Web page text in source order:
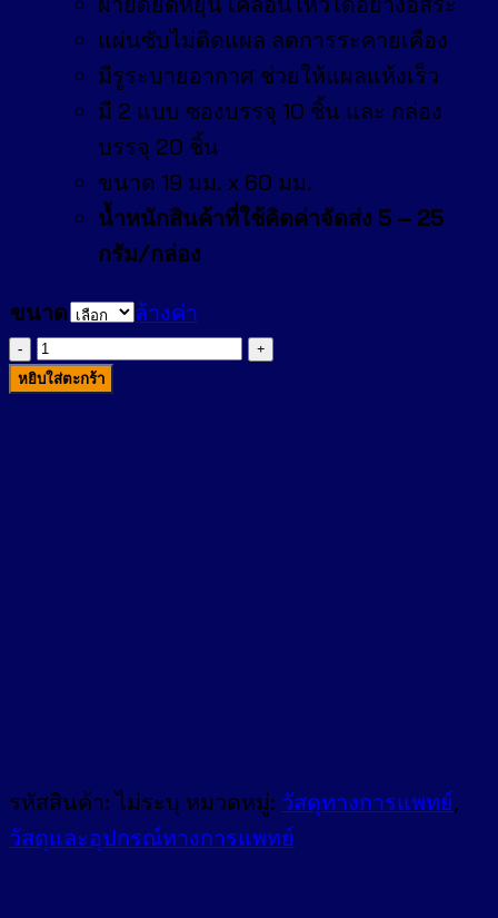
แผ่นซับไม่ติดแผล ลดการระคายเคือง
มีรูระบายอากาศ ช่วยให้แผลแห้งเร็ว
มี 2 แบบ ซองบรรจุ 10 ชิ้น และ กล่อง
บรรจุ 20 ชิ้น
ขนาด 19 มม. x 60 มม.
น้ำหนักสินค้าที่ใช้คิดค่าจัดส่ง 5 – 25
กรัม/กล่อง
ขนาด
ล้างค่า
จำนวน
เท
หยิบใส่ตะกร้า
รหัสสินค้า:ไม่ระบุ หมวดหมู่: วัสดุทางการแพทย์,
วัสดุและอุปกรณ์ทางการแพทย์